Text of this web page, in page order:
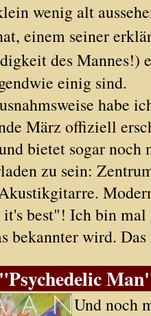
wenig alt
einem seiner
des Mannes!)
einig sind.
habe
März offiziell
bietet sogar
zu sein:
best"! Ich bin mal
bekannter wird.
Und noch